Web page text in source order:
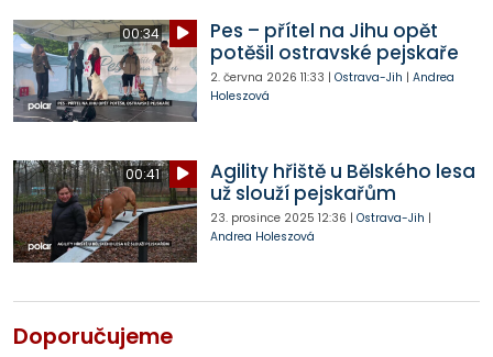
00:34
Pes – přítel na Jihu opět
potěšil ostravské pejskaře
2. června 2026 11:33 | Ostrava-Jih | Andrea
Holeszová
00:41
Agility hřiště u Bělského lesa
už slouží pejskařům
23. prosince 2025 12:36 | Ostrava-Jih |
Andrea Holeszová
Doporučujeme